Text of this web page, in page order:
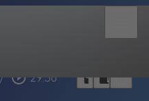
/ play_circle_outline 29:56 headphoneschrome_reader_modebookmark_border